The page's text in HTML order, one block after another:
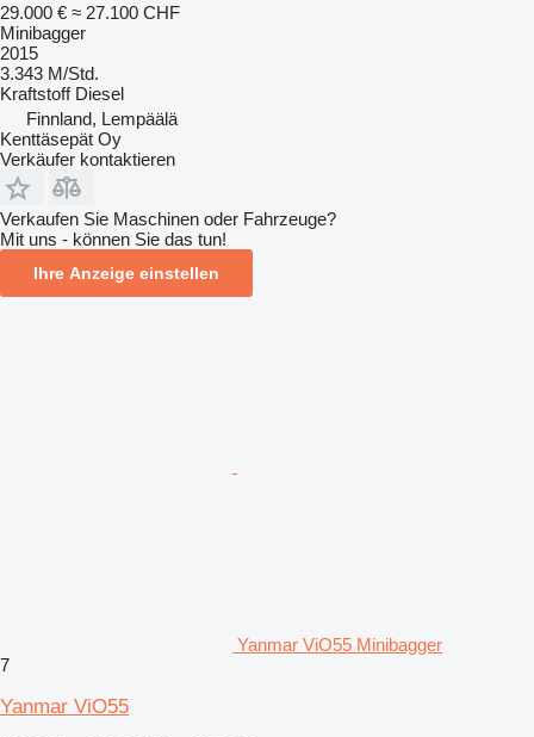
29.000 € ≈ 27.100 CHF
Minibagger
2015
3.343 M/Std.
Kraftstoff Diesel
Finnland, Lempäälä
Kenttäsepät Oy
Verkäufer kontaktieren
Verkaufen Sie Maschinen oder Fahrzeuge?
Mit uns - können Sie das tun!
Ihre Anzeige einstellen
Yanmar ViO55 Minibagger
7
Yanmar ViO55